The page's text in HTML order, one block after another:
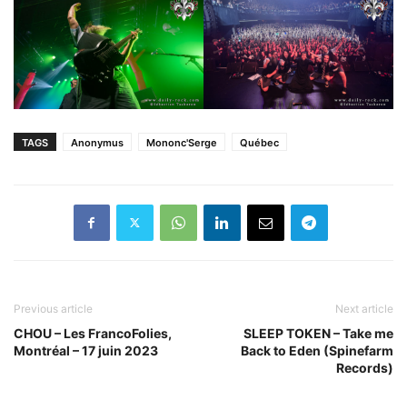
TAGS Anonymus Mononc'Serge Québec
Previous article
CHOU – Les FrancoFolies,
Montréal – 17 juin 2023
Next article
SLEEP TOKEN – Take me
Back to Eden (Spinefarm
Records)